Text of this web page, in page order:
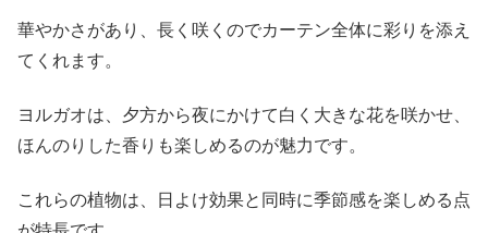
華やかさがあり、長く咲くのでカーテン全体に彩りを添え
てくれます。
ヨルガオは、夕方から夜にかけて白く大きな花を咲かせ、
ほんのりした香りも楽しめるのが魅力です。
これらの植物は、日よけ効果と同時に季節感を楽しめる点